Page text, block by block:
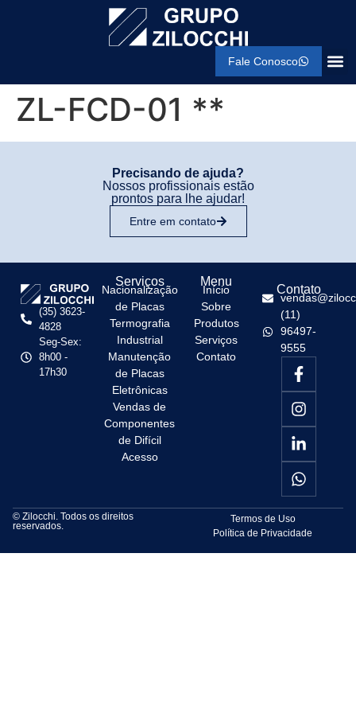
Fale Conosco
ZL-FCD-01 **
Precisando de ajuda?
Nossos profissionais estão
prontos para lhe ajudar!
Entre em contato
(35) 3623-
4828
Seg-Sex:
8h00 -
17h30
Serviços
Nacionalização
de Placas
Termografia
Industrial
Manutenção
de Placas
Eletrônicas
Vendas de
Componentes
de Difícil
Acesso
Menu
Início
Sobre
Produtos
Serviços
Contato
Contato
(11)
96497-
9555
© Zilocchi. Todos os direitos
reservados.
Termos de Uso
Política de Privacidade